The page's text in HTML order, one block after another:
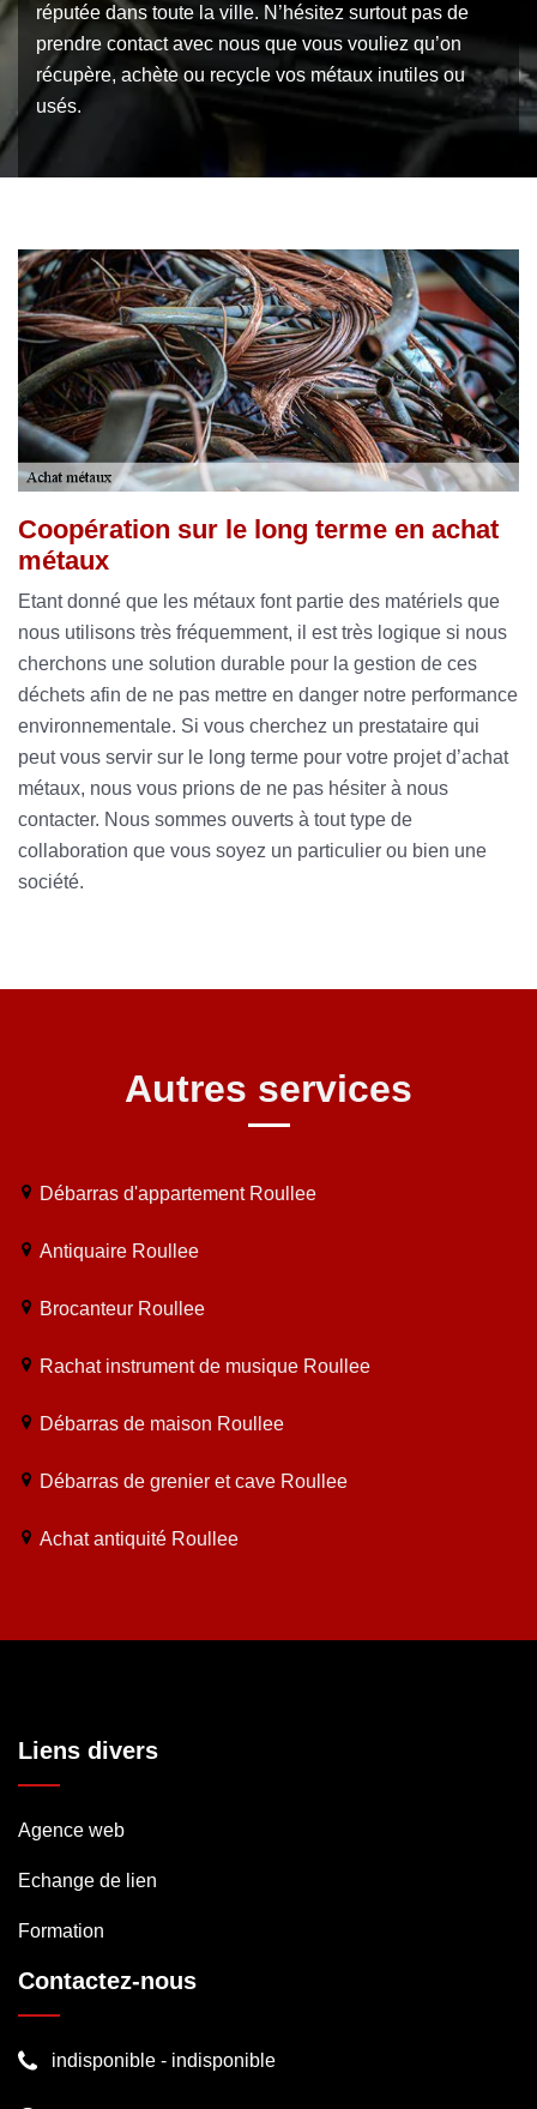
réputée dans toute la ville. N’hésitez surtout pas de
prendre contact avec nous que vous vouliez qu’on
récupère, achète ou recycle vos métaux inutiles ou
usés.
Coopération sur le long terme en achat
métaux
Etant donné que les métaux font partie des matériels que
nous utilisons très fréquemment, il est très logique si nous
cherchons une solution durable pour la gestion de ces
déchets afin de ne pas mettre en danger notre performance
environnementale. Si vous cherchez un prestataire qui
peut vous servir sur le long terme pour votre projet d’achat
métaux, nous vous prions de ne pas hésiter à nous
contacter. Nous sommes ouverts à tout type de
collaboration que vous soyez un particulier ou bien une
société.
Autres services
Débarras d'appartement Roullee
Antiquaire Roullee
Brocanteur Roullee
Rachat instrument de musique Roullee
Débarras de maison Roullee
Débarras de grenier et cave Roullee
Achat antiquité Roullee
Liens divers
Agence web
Echange de lien
Formation
Contactez-nous
indisponible - indisponible